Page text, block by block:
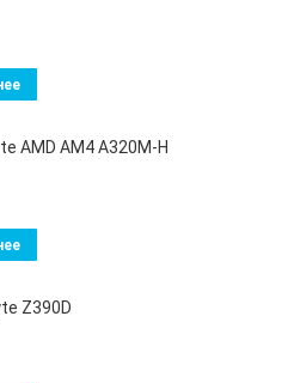
AMD AM4 A320M-H
Z390D